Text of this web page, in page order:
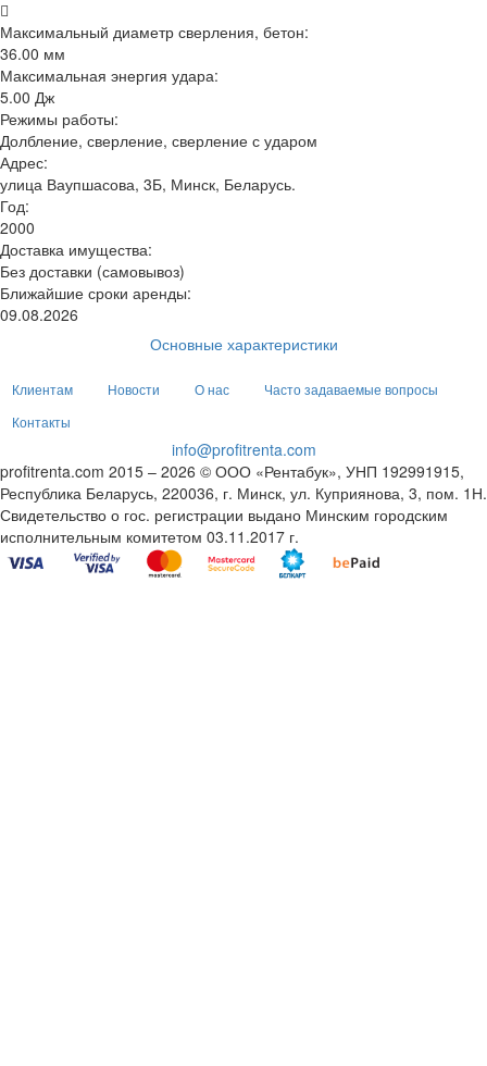
Максимальный диаметр сверления, бетон:
36.00 мм
Максимальная энергия удара:
5.00 Дж
Режимы работы:
Долбление, сверление, сверление с ударом
Адрес:
улица Ваупшасова, 3Б, Минск, Беларусь.
Год:
2000
Доставка имущества:
Без доставки (самовывоз)
Ближайшие сроки аренды:
09.08.2026
Основные характеристики
Клиентам Новости О нас
Часто задаваемые вопросы
Контакты
info@profitrenta.com
profitrenta.com 2015 – 2026 © ООО «Рентабук», УНП 192991915,
Республика Беларусь, 220036, г. Минск, ул. Куприянова, 3, пом. 1Н.
Свидетельство о гос. регистрации выдано Минским городским
исполнительным комитетом 03.11.2017 г.